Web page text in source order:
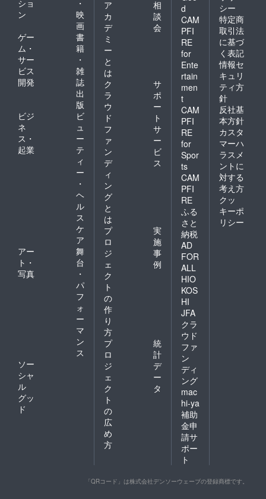
ショ
ン
・
映
画
ゲー
ム・
サー
ビス
開発
書
籍
・
雑
誌
出
版
ビジ
ネ
ス・
起業
ビ
ュ
ー
テ
ィ
ー
・
ヘ
ル
ス
ケ
ア
アー
ト・
写真
舞
台
・
パ
フ
ォ
ー
マ
ン
ス
ソー
シャ
ル
グッ
ド
ア
カ
デ
ミ
ー
と
は
相
談
会
ク
ラ
ウ
ド
フ
ァ
ン
デ
ィ
ン
グ
と
は
サ
ポ
ー
ト
サ
ー
ビ
ス
プ
ロ
ジ
ェ
ク
ト
の
作
り
方
実
施
事
例
プ
ロ
ジ
ェ
ク
ト
の
広
め
方
統
計
デ
ー
タ
d
CAM
PFI
RE
for
Ente
rtain
men
t
CAM
PFI
RE
for
Spor
ts
CAM
PFI
RE
ふる
さと
納税
AD
FOR
ALL
HIO
KOS
HI
JFA
クラ
ウド
ファ
ン
ディ
ング
mac
hi-ya
補助
金申
請サ
ポー
ト
シー
特定商
取引法
に基づ
く表記
情報セ
キュリ
ティ方
針
反社基
本方針
カスタ
マーハ
ラスメ
ントに
対する
考え方
クッ
キーポ
リシー
「QRコード」は株式会社デンソーウェーブの登録商標です。